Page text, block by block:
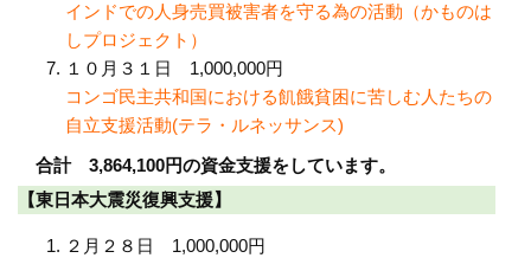
インドでの人身売買被害者を守る為の活動（かものは
しプロジェクト）
１０月３１日 1,000,000円
コンゴ民主共和国における飢餓貧困に苦しむ人たちの
自立支援活動(テラ・ルネッサンス)
合計 3,864,100円の資金支援をしています。
【東日本大震災復興支援】
２月２８日 1,000,000円